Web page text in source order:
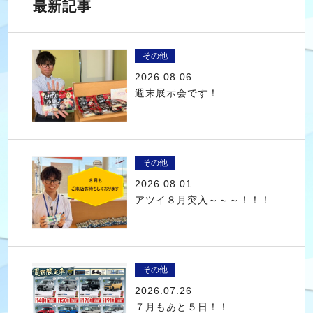
最新記事
その他
2026.08.06
週末展示会です！
その他
2026.08.01
アツイ８月突入～～～！！！
その他
2026.07.26
７月もあと５日！！